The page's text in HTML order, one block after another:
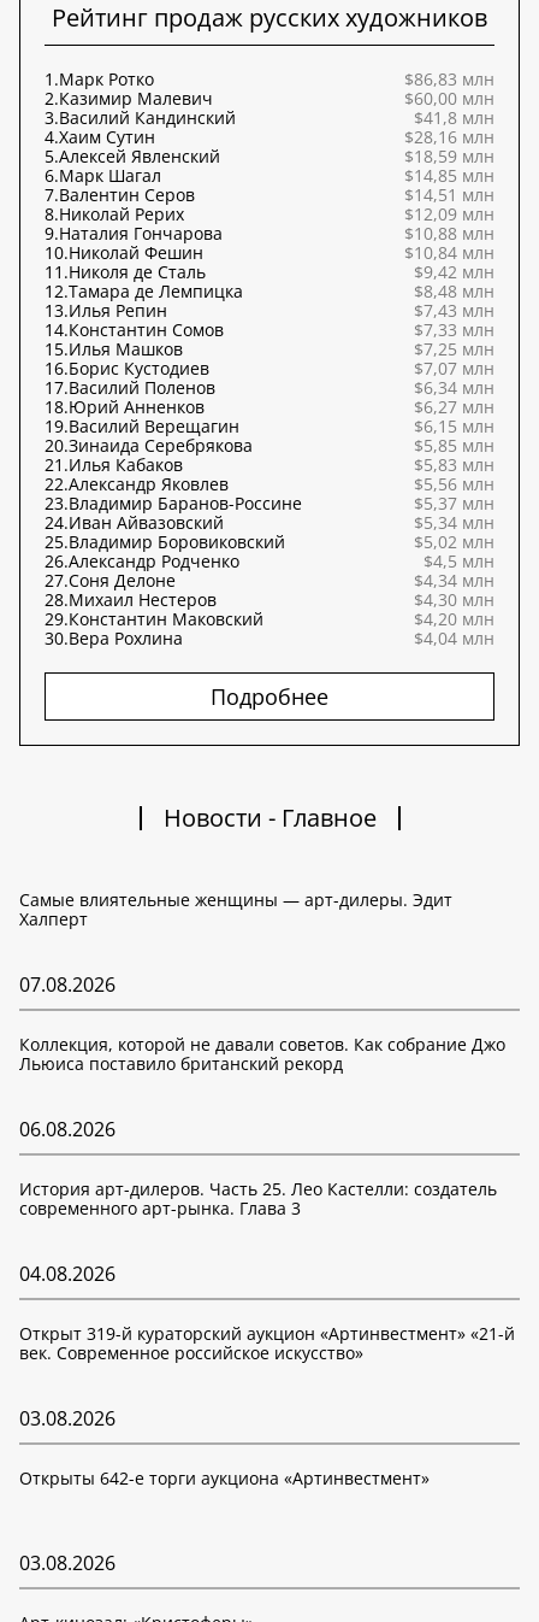
Рейтинг продаж русских художников
1.Марк Ротко
$86,83 млн
2.Казимир Малевич
$60,00 млн
3.Василий Кандинский
$41,8 млн
4.Хаим Сутин
$28,16 млн
5.Алексей Явленский
$18,59 млн
6.Марк Шагал
$14,85 млн
7.Валентин Серов
$14,51 млн
8.Николай Рерих
$12,09 млн
9.Наталия Гончарова
$10,88 млн
10.Николай Фешин
$10,84 млн
11.Николя де Сталь
$9,42 млн
12.Тамара де Лемпицка
$8,48 млн
13.Илья Репин
$7,43 млн
14.Константин Сомов
$7,33 млн
15.Илья Машков
$7,25 млн
16.Борис Кустодиев
$7,07 млн
17.Василий Поленов
$6,34 млн
18.Юрий Анненков
$6,27 млн
19.Василий Верещагин
$6,15 млн
20.Зинаида Серебрякова
$5,85 млн
21.Илья Кабаков
$5,83 млн
22.Александр Яковлев
$5,56 млн
23.Владимир Баранов-Россине
$5,37 млн
24.Иван Айвазовский
$5,34 млн
25.Владимир Боровиковский
$5,02 млн
26.Александр Родченко
$4,5 млн
27.Соня Делоне
$4,34 млн
28.Михаил Нестеров
$4,30 млн
29.Константин Маковский
$4,20 млн
30.Вера Рохлина $4,04 млн
Подробнее
Новости - Главное
Самые влиятельные женщины — арт-дилеры. Эдит
Халперт
07.08.2026
Коллекция, которой не давали советов. Как собрание Джо
Льюиса поставило британский рекорд
06.08.2026
История арт-дилеров. Часть 25. Лео Кастелли: создатель
современного арт-рынка. Глава 3
04.08.2026
Открыт 319-й кураторский аукцион «Артинвестмент» «21-й
век. Современное российское искусство»
03.08.2026
Открыты 642-е торги аукциона «Артинвестмент»
03.08.2026